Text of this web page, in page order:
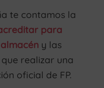
te contamos la
para
y las
realizar una
oficial de FP.